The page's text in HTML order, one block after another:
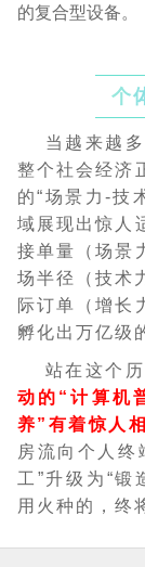
的复合型设备。
个
当越来越
整个社会经济
的“场景力-技
域展现出惊人
接单量（场景
场半径（技术
际订单（增
孵化出万亿级
站在这个
动的“计算机
养”有着惊人
房流向个人终
工”升级为“锻
用火种的，终